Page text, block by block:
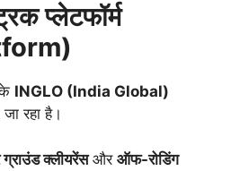
प्लेटफॉर्म
INGLO (India Global)
रहा है।
क्लीयरेंसऔर ऑफ-रोडिंग